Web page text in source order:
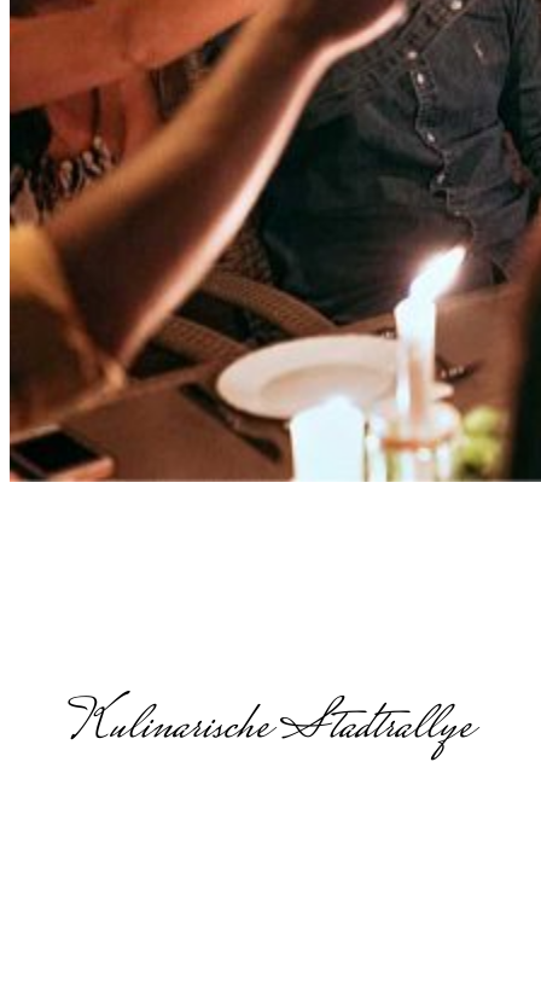
Kulinarische Stadtrallye